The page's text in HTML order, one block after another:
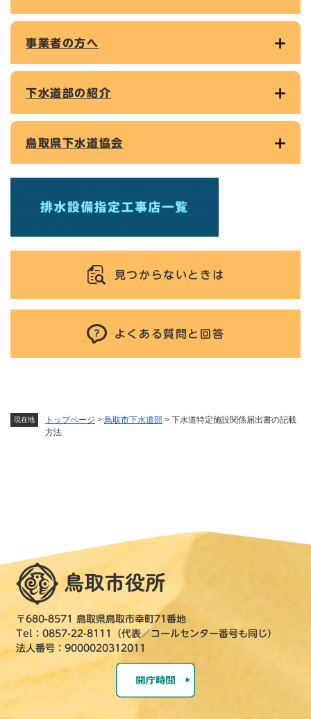
現在地 トップページ > 鳥取市下水道部 > 下水道特定施設関係届出書の記載
方法
事業者の方へ
下水道部の紹介
鳥取県下水道協会
見つからないときは
よくある質問と回答
〒680-8571 鳥取県鳥取市幸町71番地
Tel：0857-22-8111（代表／コールセンター番号も同じ）
法人番号：9000020312011